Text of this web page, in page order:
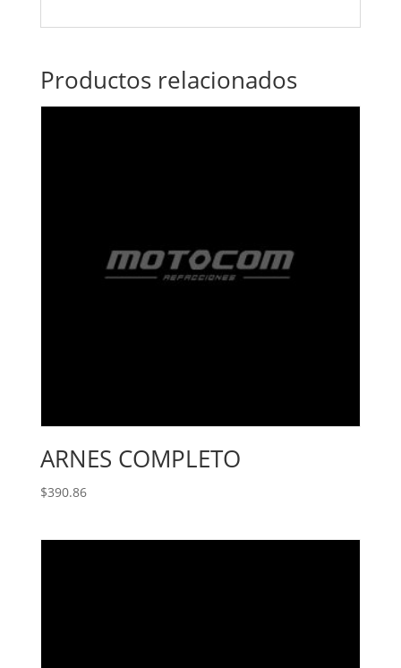
Productos relacionados
ARNES COMPLETO
$390.86